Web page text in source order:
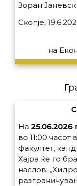
Зоран
Скопје,
на
На 25.06.2026
во 11:00
факултет,
Хајра ќе го
наслов: